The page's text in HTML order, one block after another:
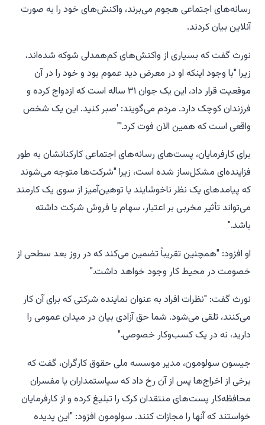
رسانه‌های اجتماعی هجوم می‌برند، واکنش‌های خود را به صورت
آنلاین بیان کردند.
نورث گفت که بسیاری از واکنش‌های کم‌همدلی شوکه شده‌اند،
زیرا "با وجود اینکه او در معرض دید عموم بود و خود را در آن
موقعیت قرار داد، این یک جوان ۳۱ ساله است که ازدواج کرده و
فرزندان کوچک دارد. مردم می‌گویند: 'صبر کنید. این یک شخص
واقعی است که همین الان فوت کرد.'"
برای کارفرمایان، پست‌های رسانه‌های اجتماعی کارکنانشان به طور
فزاینده‌ای مشکل‌ساز شده است، زیرا "شرکت‌ها متوجه می‌شوند
که پیامدهای یک نظر ناخوشایند یا توهین‌آمیز از سوی یک کارمند
می‌تواند تأثیر مخربی بر اعتبار، سهام یا فروش شرکت داشته
باشد."
او افزود: "همچنین تقریباً تضمین می‌کند که در روز بعد سطحی از
خصومت در محیط کار وجود خواهد داشت."
نورث گفت: "نظرات افراد به عنوان نماینده شرکتی که برای آن کار
می‌کنند، تلقی می‌شود. شما حق آزادی بیان در میدان عمومی را
دارید، نه در یک کسب‌وکار خصوصی."
جیسون سولومون، مدیر موسسه ملی حقوق کارگران، گفت که
برخی از اخراج‌ها پس از آن رخ داد که سیاستمداران یا مفسران
محافظه‌کار پست‌های منتقدان کرک را تبلیغ کرده و از کارفرمایان
خواستند که آنها را مجازات کنند. سولومون افزود: "این پدیده